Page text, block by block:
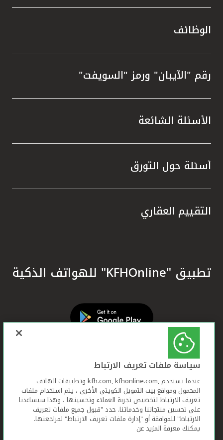
الوظائف
رقم "الآيبان" ورمز "السويفت"
الأسئلة الشائعة
أسئلة حول التورق
التقييم العقاري
تطبيق "KFHOnline" للهواتف الذكية
سياسة ملفات تعريف الارتباط
عندما تستخدم ,kfh.com, kfhonline.com وتطبيقات الهاتف
المحمول ومواقع بيت التمويل الكويتي الأخرى ، يتم استخدام ملفات
تعريف الارتباط لتخصيص تجربة العملاء وتحسينها ، وهذا سيساعدنا
على تحسين منتجاتنا وخدماتنا. حدد "قبول جميع ملفات تعريف
الارتباط" للموافقة أو "إدارة ملفات تعريف الارتباط" لمراجعتها.
يمكنك معرفة المزيد عن